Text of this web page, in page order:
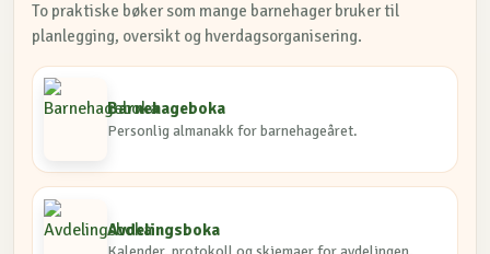
To praktiske bøker som mange barnehager bruker til
planlegging, oversikt og hverdagsorganisering.
Barnehageboka
Personlig almanakk for barnehageåret.
Avdelingsboka